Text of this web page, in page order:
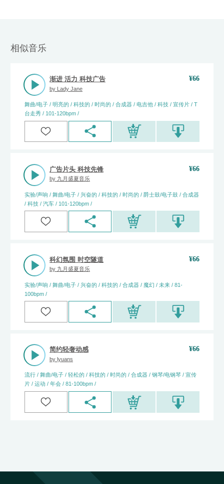
相似音乐
渐进 活力 科技广告
by Lady Jane
¥66
舞曲/电子 / 明亮的 / 科技的 / 时尚的 / 合成器 / 电吉他 / 科技 / 宣传片 / T
台走秀 / 101-120bpm /
广告片头 科技先锋
by 九月盛夏音乐
¥66
实验/声响 / 舞曲/电子 / 兴奋的 / 科技的 / 时尚的 / 爵士鼓/电子鼓 / 合成器
/ 科技 / 汽车 / 101-120bpm /
科幻氛围 时空隧道
by 九月盛夏音乐
¥66
实验/声响 / 舞曲/电子 / 兴奋的 / 科技的 / 合成器 / 魔幻 / 未来 / 81-
100bpm /
简约轻奢动感
by lyuans
¥66
流行 / 舞曲/电子 / 轻松的 / 科技的 / 时尚的 / 合成器 / 钢琴/电钢琴 / 宣传
片 / 运动 / 年会 / 81-100bpm /